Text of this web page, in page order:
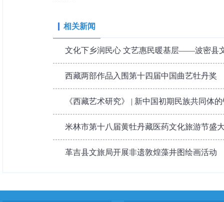
相关新闻
文化下乡润民心 文艺惠民暖基层——波密县
西藏两部作品入围第十四届中国曲艺牡丹奖
《西藏艺术研究》 | 新中国初期民族共同体
米林市第十八届黄牡丹藏医药文化旅游节盛
革吉县文旅局开展非遗敦煌藻井图绘画活动